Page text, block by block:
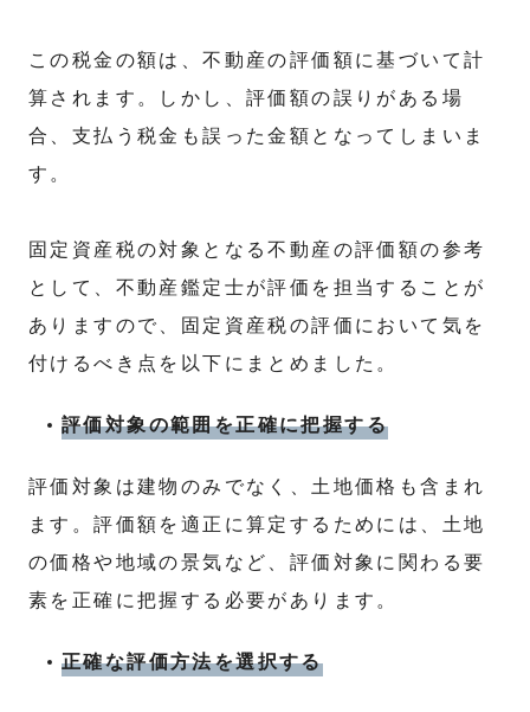
この税金の額は、不動産の評価額に基づいて計
算されます。しかし、評価額の誤りがある場
合、支払う税金も誤った金額となってしまいま
す。
固定資産税の対象となる不動産の評価額の参考
として、不動産鑑定士が評価を担当することが
ありますので、固定資産税の評価において気を
付けるべき点を以下にまとめました。
評価対象の範囲を正確に把握する
評価対象は建物のみでなく、土地価格も含まれ
ます。評価額を適正に算定するためには、土地
の価格や地域の景気など、評価対象に関わる要
素を正確に把握する必要があります。
正確な評価方法を選択する